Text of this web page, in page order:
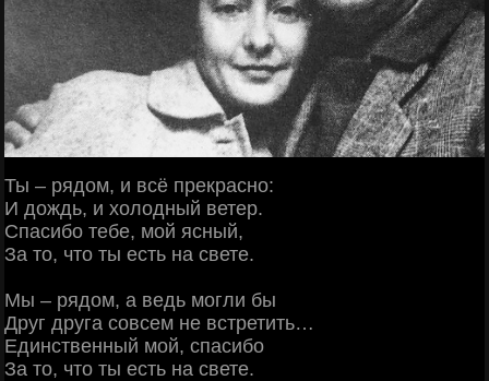
Ты – рядом, и всё прекрасно:
И дождь, и холодный ветер.
Спасибо тебе, мой ясный,
За то, что ты есть на свете.
Мы – рядом, а ведь могли бы
Друг друга совсем не встретить…
Единственный мой, спасибо
За то, что ты есть на свете.